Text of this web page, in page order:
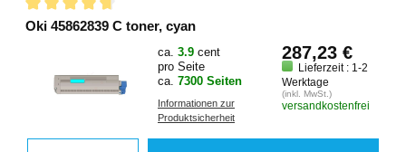
Oki 45862839 C toner, cyan
ca. 3.9 cent
pro Seite
ca. 7300 Seiten
Informationen zur
Produktsicherheit
287,23 €
Lieferzeit : 1-2
Werktage
(inkl. MwSt.)
versandkostenfrei